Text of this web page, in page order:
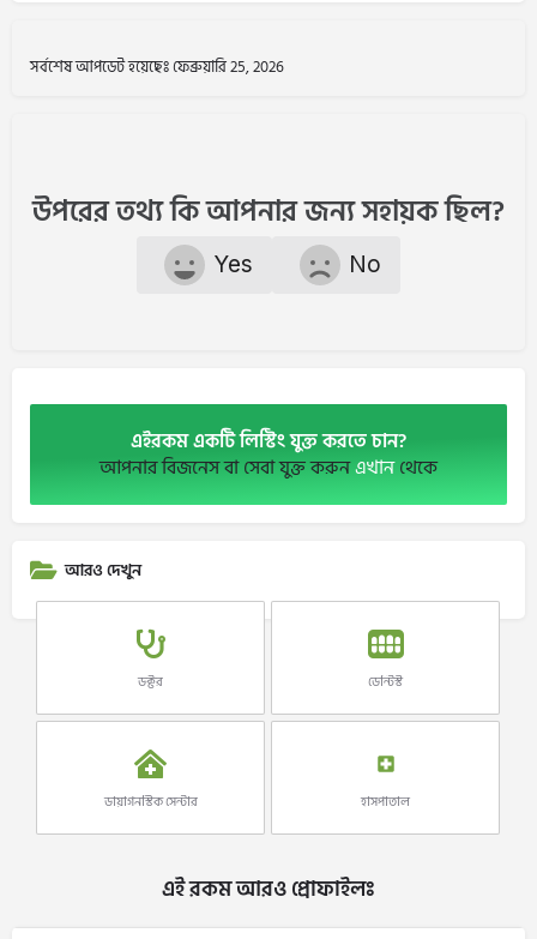
সর্বশেষ আপডেট হয়েছেঃ ফেব্রুয়ারি 25, 2026
উপরের তথ্য কি আপনার জন্য সহায়ক ছিল?
Yes No
এইরকম একটি লিস্টিং যুক্ত করতে চান?
আপনার বিজনেস বা সেবা যুক্ত করুনএখানথেকে
আরও দেখুন
ডক্টর ডেন্টিস্ট
ডায়াগনস্টিক সেন্টার হাসপাতাল
এই রকম আরও প্রোফাইলঃ